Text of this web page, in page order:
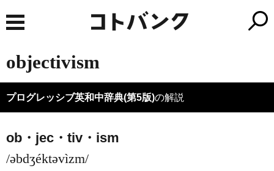
objectivism
プログレッシブ英和中辞典(第5版)の解説
ob・jec・tiv・ism
/əbdʒéktəvìzm/